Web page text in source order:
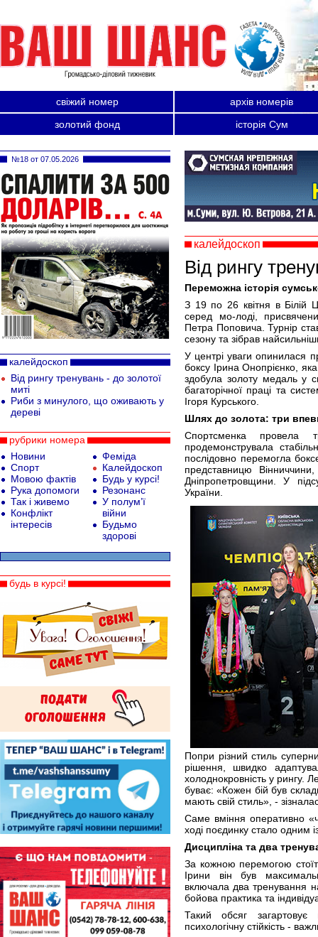
свіжий номер
архів номерів
золотий фонд
історія Сум
калейдоскоп
Від рингу
Переможна історія
З 19 по 26 квітня в Білій
серед мо-лоді,
Петра Поповича. Турнір
сезону та зібрав
У центрі уваги опинилася
боксу Ірина Онопрієнко,
здобула золоту медаль у
багаторічної праці та
Ігоря Курського.
Шлях до золота: три
Спортсменка
продемонструвала
послідовно перемогла
представницю
Дніпропетровщини. У
України.
Попри різний стиль
рішення, швидко
холоднокровність у рингу.
буває: «Кожен бій був
мають свій стиль», -
Саме вміння оперативно
ході поєдинку стало одним
Дисципліна та два
За кожною перемогою
Ірини він був
включала два тренування
бойова практика та
Такий обсяг
психологічну стійкість -
№18 от 07.05.2026
калейдоскоп
Від рингу тренувань - до золотої
миті
Риби з минулого, що оживають у
дереві
рубрики номера
Новини
Спорт
Мовою фактів
Рука допомоги
Так і живемо
Конфлікт
інтересів
Феміда
Калейдоскоп
Будь у курсі!
Резонанс
У полум’ї
війни
Будьмо
здорові
будь в курсі!